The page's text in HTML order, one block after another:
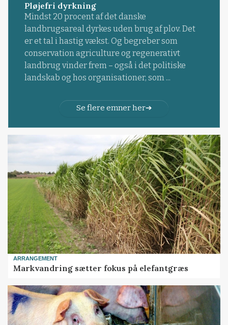
Pløjefri dyrkning
Mindst 20 procent af det danske
landbrugsareal dyrkes uden brug af plov. Det
er et tal i hastig vækst. Og begreber som
conservation agriculture og regenerativt
landbrug vinder frem – også i det politiske
landskab og hos organisationer, som ...
Se flere emner her
ARRANGEMENT
Markvandring sætter fokus på elefantgræs